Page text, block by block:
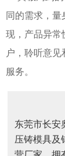
同的需求，
现，产品异常
户，聆听意
服务。
东莞市长安
压铸模具及